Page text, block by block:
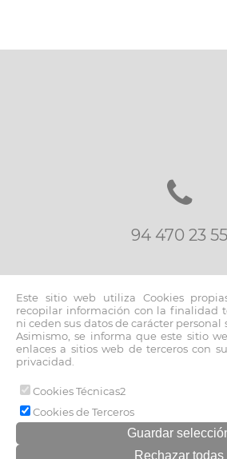
94 470 23 55
© 2026
Aviso legal y política
Política de
Este sitio web utiliza Cookies
recopilar información con la finalidad
ni ceden sus datos de carácter personal
Asimismo, se informa que este sitio
enlaces a sitios web de terceros con
privacidad.
Cookies Técnicas2
Cookies de Terceros